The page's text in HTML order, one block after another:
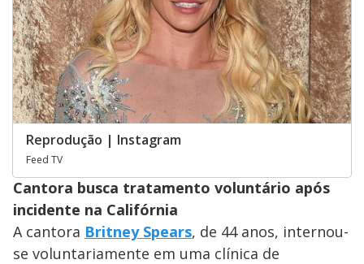
Reprodução | Instagram
Feed TV
Cantora busca tratamento voluntário após
incidente na Califórnia
A cantora Britney Spears, de 44 anos, internou-
se voluntariamente em uma clínica de